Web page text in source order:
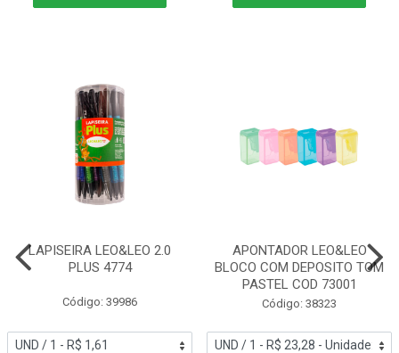
LAPISEIRA LEO&LEO 2.0
PLUS 4774
Código: 39986
APONTADOR LEO&LEO
BLOCO COM DEPOSITO TOM
PASTEL COD 73001
Código: 38323